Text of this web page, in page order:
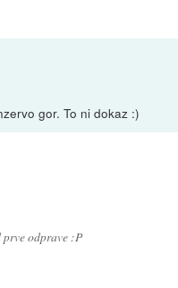
gor. To ni dokaz :)
odprave :P